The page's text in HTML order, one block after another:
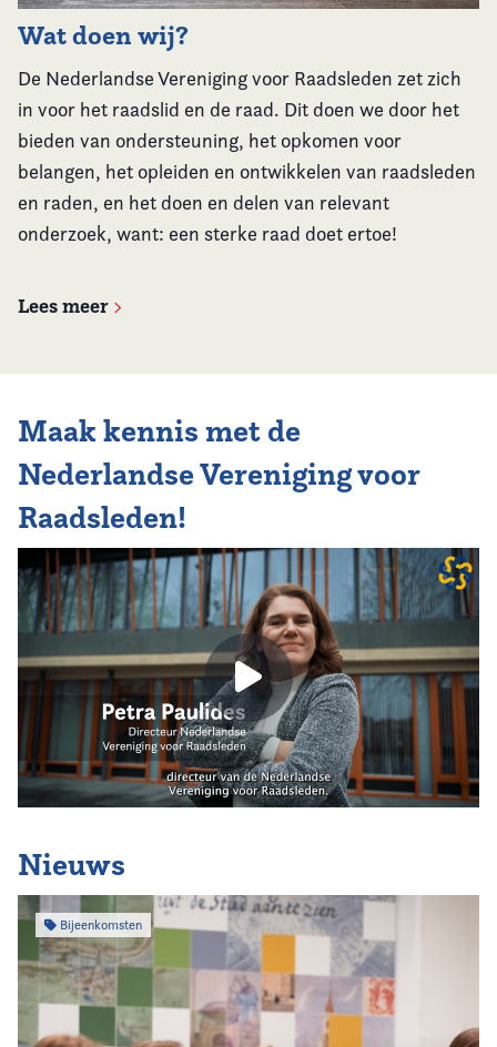
Wat doen wij?
De Nederlandse Vereniging voor Raadsleden zet zich
in voor het raadslid en de raad. Dit doen we door het
bieden van ondersteuning, het opkomen voor
belangen, het opleiden en ontwikkelen van raadsleden
en raden, en het doen en delen van relevant
onderzoek, want: een sterke raad doet ertoe!
Lees meer
Maak kennis met de
Nederlandse Vereniging voor
Raadsleden!
Nieuws
Bijeenkomsten